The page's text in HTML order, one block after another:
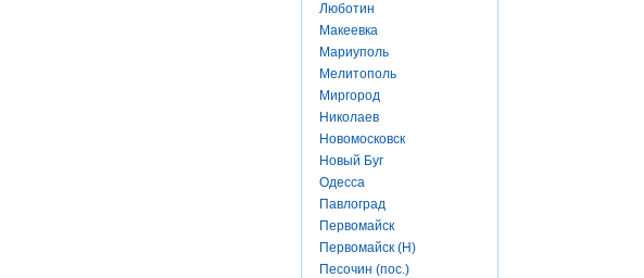
Люботин
Макеевка
Мариуполь
Мелитополь
Миргород
Николаев
Новомосковск
Новый Буг
Одесса
Павлоград
Первомайск
Первомайск (Н)
Песочин (пос.)